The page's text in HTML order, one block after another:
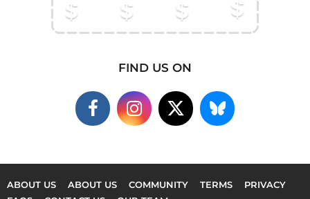
FIND US ON
ABOUT US ABOUT US COMMUNITY TERMS
PRIVACY